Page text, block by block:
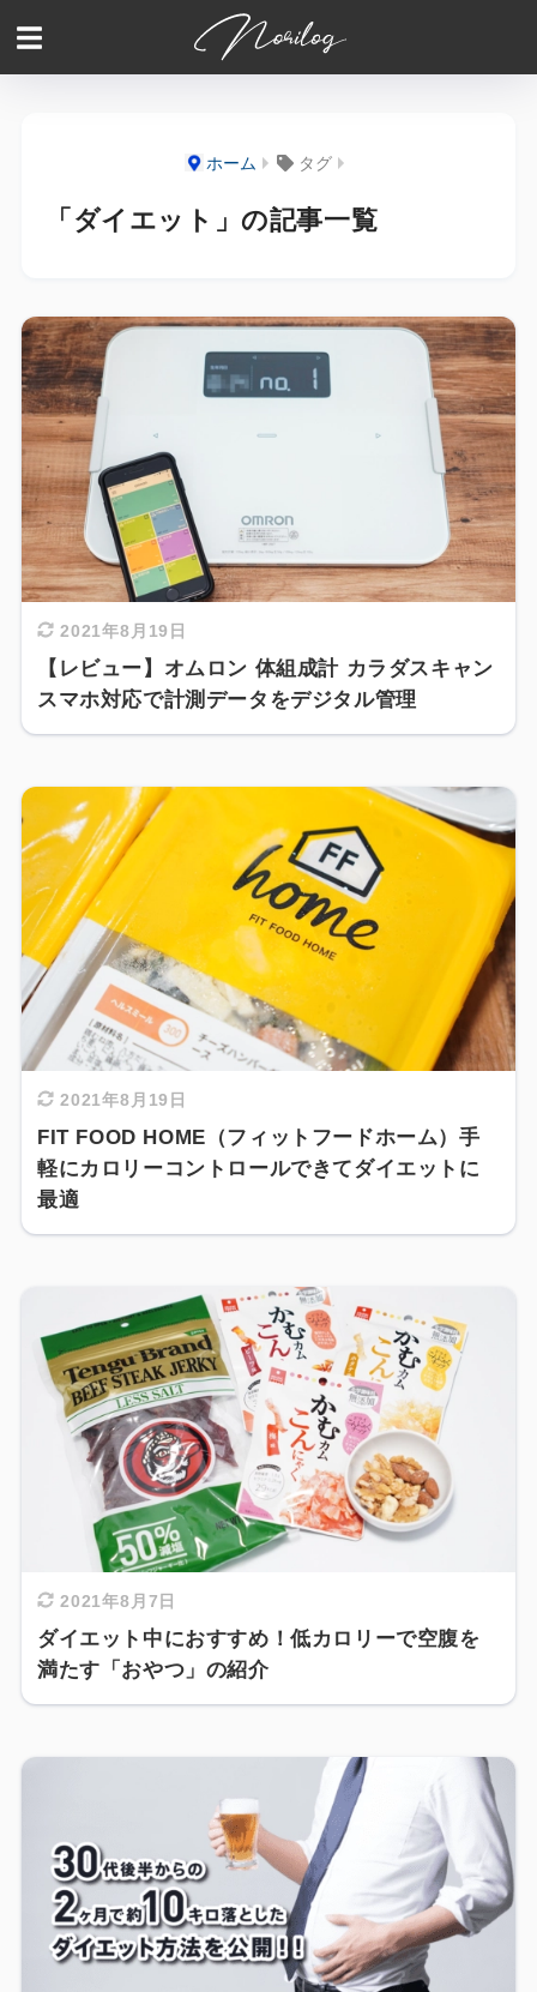
ホーム タグ
「ダイエット」の記事一覧
2021年8月19日
【レビュー】オムロン 体組成計 カラダスキャン
スマホ対応で計測データをデジタル管理
2021年8月19日
FIT FOOD HOME（フィットフードホーム）手
軽にカロリーコントロールできてダイエットに
最適
2021年8月7日
ダイエット中におすすめ！低カロリーで空腹を
満たす「おやつ」の紹介